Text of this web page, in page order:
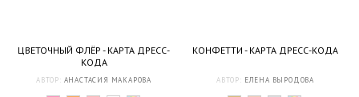
ЦВЕТОЧНЫЙ ФЛЁР - КАРТА ДРЕСС-
КОДА
АВТОР: АНАСТАСИЯ МАКАРОВА
КОНФЕТТИ - КАРТА ДРЕСС-КОДА
АВТОР: ЕЛЕНА ВЫРОДОВА